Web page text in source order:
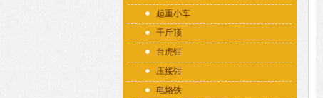
起重小车
千斤顶
台虎钳
压接钳
电烙铁